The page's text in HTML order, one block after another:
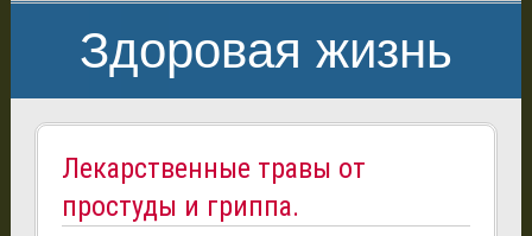
Здоровая жизнь
Лекарственные травы от
простуды и гриппа.